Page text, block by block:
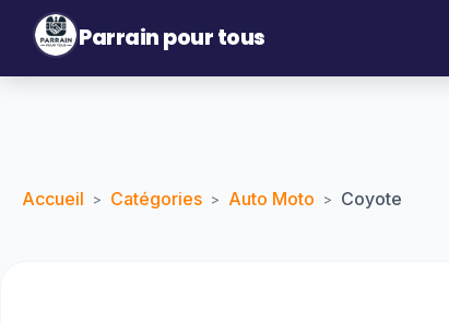
Parrain pour tous
Accueil > Catégories > Auto Moto > Coyote